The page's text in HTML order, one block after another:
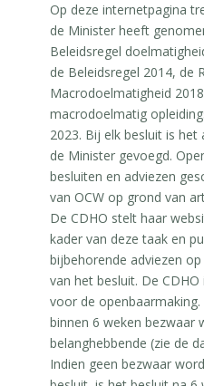
Op deze internetpagina
de Minister heeft
Beleidsregel
de Beleidsregel 2014, de
Macrodoelmatigheid
macrodoelmatig
2023. Bij elk besluit is het
de Minister gevoegd.
besluiten en adviezen
van OCW op grond van
De CDHO stelt haar
kader van deze taak en
bijbehorende adviezen
van het besluit. De
voor de
binnen 6 weken bezwaar
belanghebbende (zie de
Indien geen bezwaar